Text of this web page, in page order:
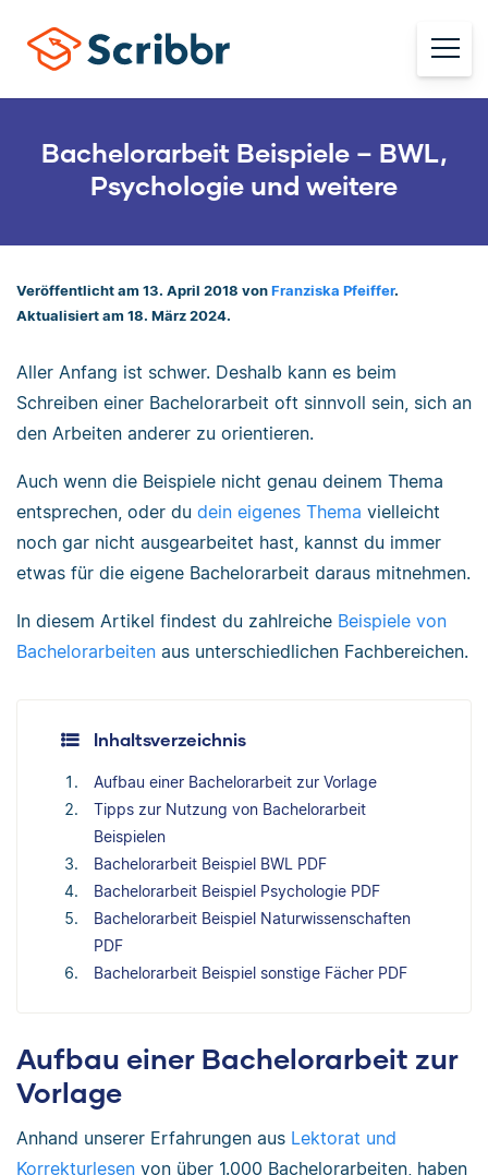
Bachelorarbeit Beispiele – BWL,
Psychologie und weitere
Veröffentlicht am 13. April 2018 von Franziska Pfeiffer.
Aktualisiert am 18. März 2024.
Aller Anfang ist schwer. Deshalb kann es beim
Schreiben einer Bachelorarbeit oft sinnvoll sein, sich an
den Arbeiten anderer zu orientieren.
Auch wenn die Beispiele nicht genau deinem Thema
entsprechen, oder du dein eigenes Thema vielleicht
noch gar nicht ausgearbeitet hast, kannst du immer
etwas für die eigene Bachelorarbeit daraus mitnehmen.
In diesem Artikel findest du zahlreiche Beispiele von
Bachelorarbeiten aus unterschiedlichen Fachbereichen.
Inhaltsverzeichnis
Aufbau einer Bachelorarbeit zur Vorlage
Tipps zur Nutzung von Bachelorarbeit
Beispielen
Bachelorarbeit Beispiel BWL PDF
Bachelorarbeit Beispiel Psychologie PDF
Bachelorarbeit Beispiel Naturwissenschaften
PDF
Bachelorarbeit Beispiel sonstige Fächer PDF
Aufbau einer Bachelorarbeit zur
Vorlage
Anhand unserer Erfahrungen aus Lektorat und
Korrekturlesen von über 1.000 Bachelorarbeiten, haben